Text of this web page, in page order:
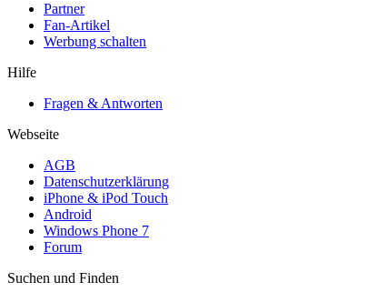
Partner
Fan-Artikel
Werbung schalten
Hilfe
Fragen & Antworten
Webseite
AGB
Datenschutzerklärung
iPhone & iPod Touch
Android
Windows Phone 7
Forum
Suchen und Finden